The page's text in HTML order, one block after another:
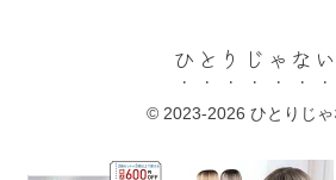
ひとりじゃな
© 2023-2026 ひとりじゃ